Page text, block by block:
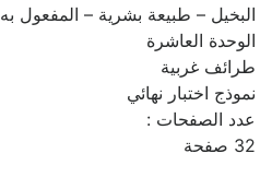
البخيل – طبيعة بشرية – المفعول به
الوحدة العاشرة
طرائف غربية
نموذج اختبار نهائي
عدد الصفحات :
32 صفحة